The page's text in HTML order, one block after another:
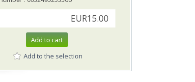
EUR15.00
Add to cart
Add to the selection